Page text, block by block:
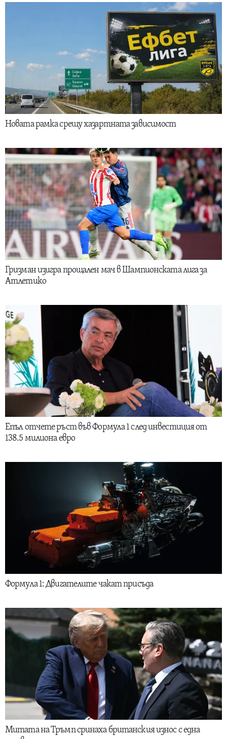
Новата рамка срещу хазартната зависимост
Гризман изигра прощален мач в Шампионската лига за
Атлетико
Епъл отчете ръст във Формула 1 след инвестиция от
138.5 милиона евро
Формула 1: Двигателите чакат присъда
Митата на Тръмп сринаха британския износ с една